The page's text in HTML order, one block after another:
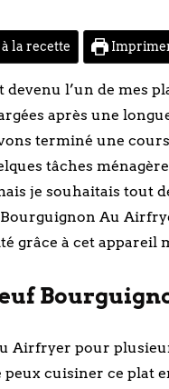
la recette
l’un de mes
après une
terminé une
tâches
je souhaitais tout
Bourguignon Au
grâce à cet appareil
Airfryer pour
peux cuisiner ce plat